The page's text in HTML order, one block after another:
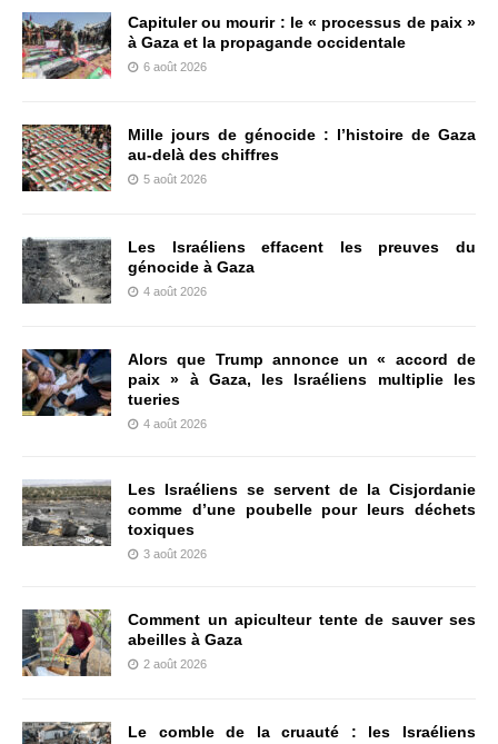
Capituler ou mourir : le « processus de paix »
à Gaza et la propagande occidentale
6 août 2026
Mille jours de génocide : l’histoire de Gaza
au-delà des chiffres
5 août 2026
Les Israéliens effacent les preuves du
génocide à Gaza
4 août 2026
Alors que Trump annonce un « accord de
paix » à Gaza, les Israéliens multiplie les
tueries
4 août 2026
Les Israéliens se servent de la Cisjordanie
comme d’une poubelle pour leurs déchets
toxiques
3 août 2026
Comment un apiculteur tente de sauver ses
abeilles à Gaza
2 août 2026
Le comble de la cruauté : les Israéliens